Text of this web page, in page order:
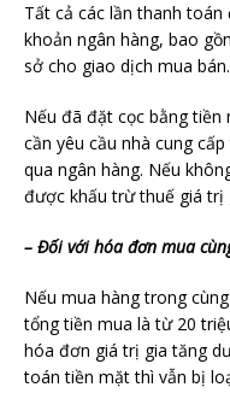
Tất cả các lần thanh toán
khoản ngân hàng, bao
sở cho giao dịch mua bán.
Nếu đã đặt cọc bằng
cần yêu cầu nhà cung
qua ngân hàng. Nếu
được khấu trừ thuế giá trị
– Đối với hóa đơn mua
Nếu mua hàng trong
tổng tiền mua là từ 20
hóa đơn giá trị gia tăng
toán tiền mặt thì vẫn bị